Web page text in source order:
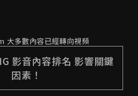
計畫(已截
申請
多數內容已經轉向視頻
影音內容排名 影響關鍵
因素！